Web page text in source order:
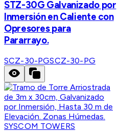
STZ-30G Galvanizado por
Inmersión en Caliente con
Opresores para
Pararrayo.
SCZ-30-PGSCZ-30-PG
SYSCOM TOWERS